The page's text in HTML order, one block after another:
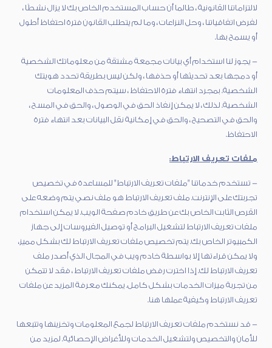
لالتزاماتنا القانونية ، طالما أن حساب المستخدم الخاص بك لا يزال نشطًا ،
لفرض اتفاقياتنا ، وحل النزاعات ، وما لم يتطلب القانون فترة احتفاظ أطول
أو يسمح بها.
- يجوز لنا استخدام أي بيانات مجمعة مشتقة من معلوماتك الشخصية
أو دمجها بعد تحديثها أو حذفها ، ولكن ليس بطريقة تحدد هويتك
الشخصية. بمجرد انتهاء فترة الاحتفاظ ، سيتم حذف المعلومات
الشخصية. لذلك ، لا يمكن إنفاذ الحق في الوصول ، والحق في المسح ،
والحق في التصحيح ، والحق في إمكانية نقل البيانات بعد انتهاء فترة
الاحتفاظ.
ملفات تعريف الارتباط:
- تستخدم خدماتنا "ملفات تعريف الارتباط" للمساعدة في تخصيص
تجربتك على الإنترنت. ملف تعريف الارتباط هو ملف نصي يتم وضعه على
القرص الثابت الخاص بك عن طريق خادم صفحة الويب. لا يمكن استخدام
ملفات تعريف الارتباط لتشغيل البرامج أو توصيل الفيروسات إلى جهاز
الكمبيوتر الخاص بك. يتم تخصيص ملفات تعريف الارتباط لك بشكل مميز،
ولا يمكن قراءتها إلا بواسطة خادم ويب في المجال الذي أصدر ملف
تعريف الارتباط لك. إذا اخترت رفض ملفات تعريف الارتباط ، فقد لا تتمكن
من تجربة ميزات الخدمات بشكل كامل. يمكنك معرفة المزيد عن ملفات
تعريف الارتباط وكيفية عملها هنا.
- قد نستخدم ملفات تعريف الارتباط لجمع المعلومات وتخزينها وتتبعها
للأمان والتخصيص ولتشغيل الخدمات وللأغراض الإحصائية. لمزيد من